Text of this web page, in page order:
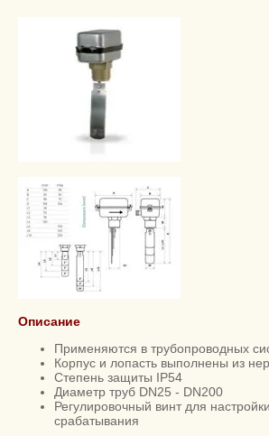
Описание
Применяются в трубопроводных
Корпус и лопасть выполнены из
Степень защиты IP54
Диаметр труб DN25 - DN200
Регулировочный винт для
срабатывания